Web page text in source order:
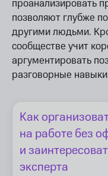
проанализировать
позволяют глубже
другими людьми.
сообществе учит
аргументировать
разговорные
Как
на работе без
и
эксперта